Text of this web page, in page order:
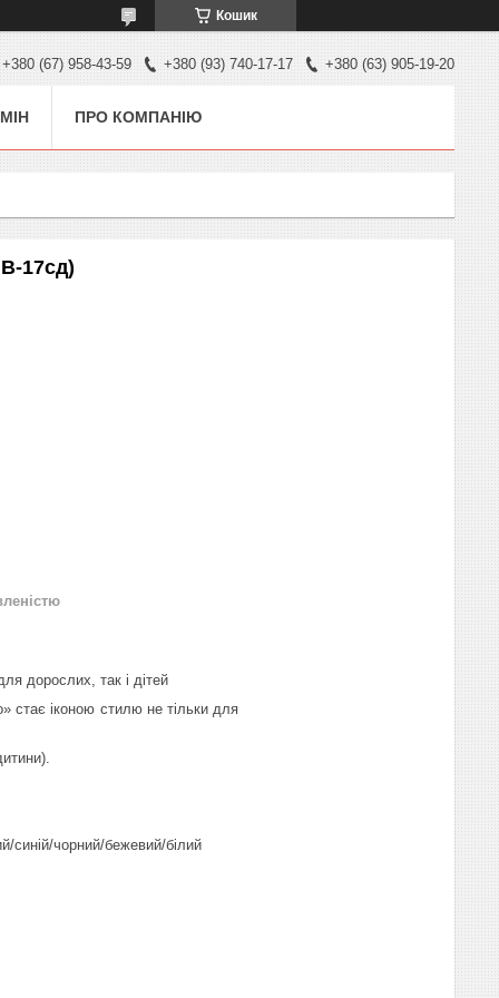
Кошик
+380 (67) 958-43-59 +380 (93) 740-17-17 +380 (63) 905-19-20
ПРО КОМПАНІЮ
17сд)
дорослих, так і дітей
стає іконою стилю не тільки для
синій/чорний/бежевий/білий